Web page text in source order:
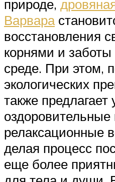
природе,
Варвара
восстановления
корнями и
среде. При этом,
экологических
также
оздоровительные
релаксационные
делая процесс
еще более